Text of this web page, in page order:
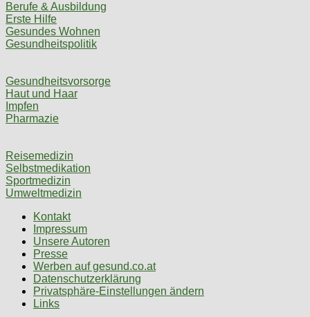
Berufe & Ausbildung
Erste Hilfe
Gesundes Wohnen
Gesundheitspolitik
Gesundheitsvorsorge
Haut und Haar
Impfen
Pharmazie
Reisemedizin
Selbstmedikation
Sportmedizin
Umweltmedizin
Kontakt
Impressum
Unsere Autoren
Presse
Werben auf gesund.co.at
Datenschutzerklärung
Privatsphäre-Einstellungen ändern
Links